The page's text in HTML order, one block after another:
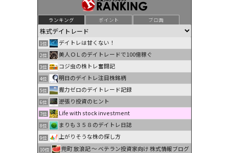
ランキング ポイント ブロ画
1位 デイトレは甘くない！
2位 美人ＯＬのデイトレードで100億稼ぐ
3位 コジ虫の株トレ奮闘記
4位 明日のデイトレ注目株銘柄
5位 握力ゼロのデイトレード記録
6位 逆張り投資のヒント
7位 Life with stock investment
8位 まりも３５８のデイトレ日誌
9位 上がりそうな株の探し方
10位 兜町 放浪記 〜 ベテラン投資家向け 株式情報ブログ